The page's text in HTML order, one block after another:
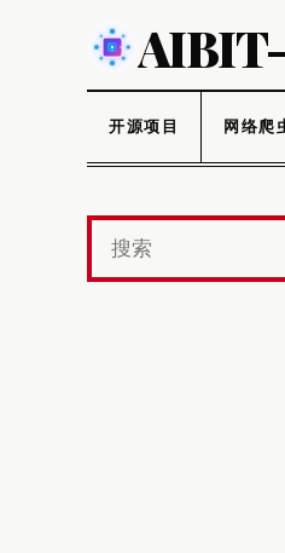
开源项目 网络爬